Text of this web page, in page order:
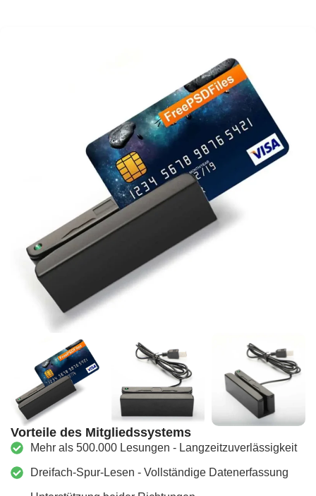
Vorteile des Mitgliedssystems
Mehr als 500.000 Lesungen - Langzeitzuverlässigkeit
Dreifach-Spur-Lesen - Vollständige Datenerfassung